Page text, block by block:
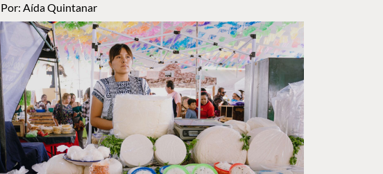
Por: Aída Quintanar